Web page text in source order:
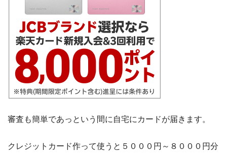
審査も簡単であっという間に自宅にカードが届きます。
クレジットカード作って使うと５０００円～８０００円分